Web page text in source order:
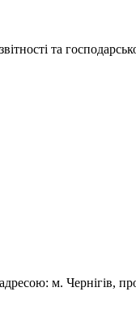
та
м. Чернігів,